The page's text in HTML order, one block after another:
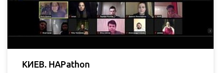
КИЕВ. HAPathon